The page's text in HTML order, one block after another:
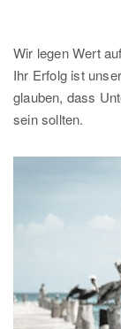
Wir legen Wert
Ihr Erfolg ist
glauben, dass
sein sollten.